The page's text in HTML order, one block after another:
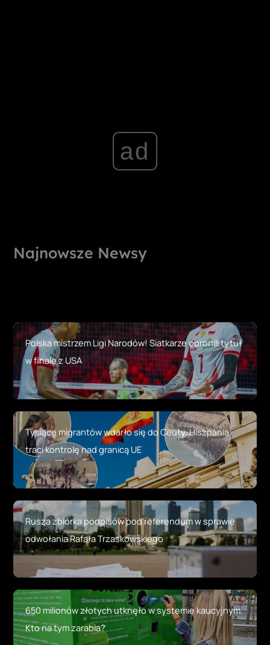
ad
Najnowsze Newsy
Polska mistrzem Ligi Narodów! Siatkarze obronili tytuł
w finale z USA
Tysiące migrantów wdarło się do Ceuty. Hiszpania
traci kontrolę nad granicą UE
Rusza zbiórka podpisów pod referendum w sprawie
odwołania Rafała Trzaskowskiego
650 milionów złotych utknęło w systemie kaucyjnym.
Kto na tym zarabia?